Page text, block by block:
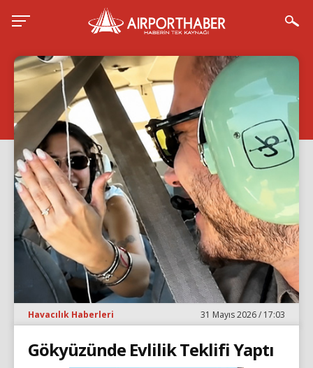
Havacılık Haberleri 31 Mayıs 2026 / 17:03
Gökyüzünde Evlilik Teklifi Yaptı